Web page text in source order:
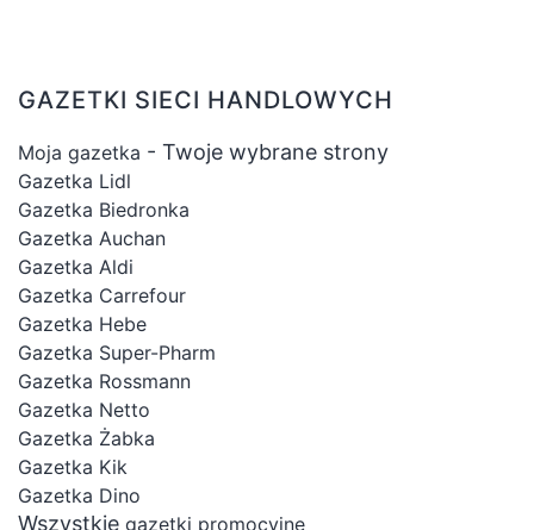
GAZETKI SIECI HANDLOWYCH
Moja gazetka - Twoje wybrane strony
Gazetka Lidl
Gazetka Biedronka
Gazetka Auchan
Gazetka Aldi
Gazetka Carrefour
Gazetka Hebe
Gazetka Super-Pharm
Gazetka Rossmann
Gazetka Netto
Gazetka Żabka
Gazetka Kik
Gazetka Dino
Wszystkie gazetki promocyjne